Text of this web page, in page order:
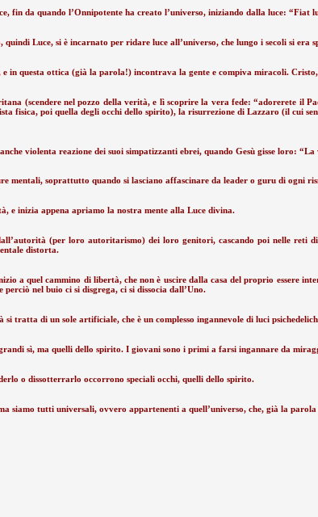
fin da quando l’Onnipotente ha creato l’universo, iniziando dalla luce: “Fiat
Luce, si è incarnato per ridare luce all’universo, che lungo i secoli si era
in questa ottica (già la parola!) incontrava la gente e compiva miracoli.
(scendere nel pozzo della verità, e lì scoprire la vera fede: “adorerete
fisica, poi quella degli occhi dello spirito), la risurrezione di Lazzaro (il cui
violenta reazione dei suoi simpatizzanti ebrei, quando Gesù gisse loro:
mentali, soprattutto quando si lasciano affascinare da leader o guru di ogni
inizia appena apriamo la nostra mente alla Luce divina.
(per loro autoritarismo) dei loro genitori, cascando poi nelle
distorta.
a quel cammino di libertà, che non è uscire dalla casa del proprio essere
nel buio ci si disgrega, ci si dissocia dall’Uno.
tratta di un sole artificiale, che è un complesso ingannevole di luci
sì, ma quelli dello spirito. I giovani sono i primi a farsi ingannare da
o dissotterrarlo occorrono speciali occhi, quelli dello spirito.
siamo tutti universali, ovvero appartenenti a quell’universo, che, già la parola